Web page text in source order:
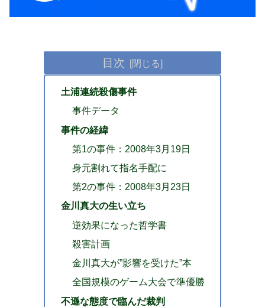
目次
土浦連続殺傷事件
事件データ
事件の経緯
第1の事件：2008年3月19日
身元割れて指名手配に
第2の事件：2008年3月23日
金川真大の生い立ち
逆効果になった哲学書
殺害計画
金川真大が”影響を受けた”本
全国規模のゲーム大会で準優勝
不遜な態度で臨んだ裁判